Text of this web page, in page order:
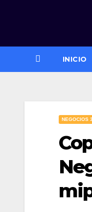
INICIO
NEGOCIOS